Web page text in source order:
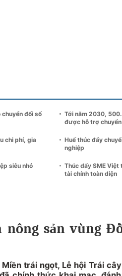
đổi số
chi phí, gia
siêu nhỏ
Tới năm 2030,
được hỗ trợ
Huế thúc đẩy
nghiệp
Thúc đẩy SME
tài chính toàn diện
nông sản vùng
trái ngọt, Lễ hội Trái